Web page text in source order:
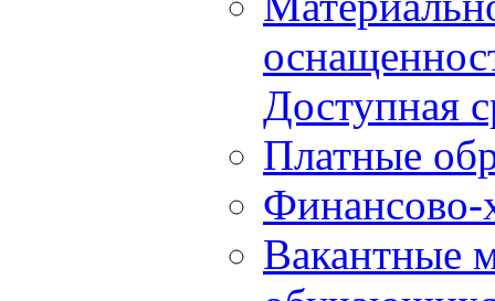
Доступная
Платные
Финансово-
Вакантные